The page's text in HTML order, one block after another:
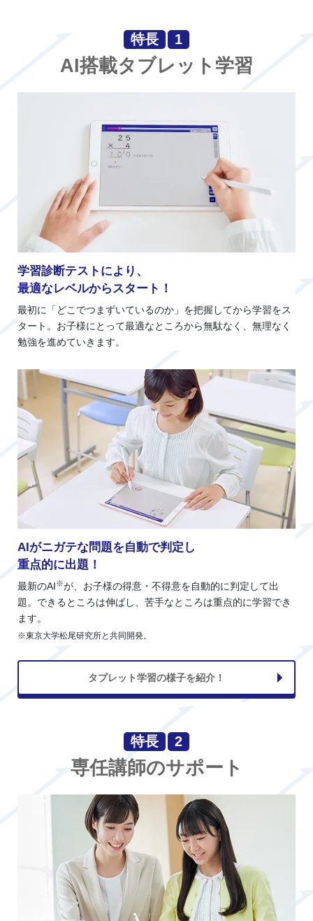
特長 1
AI搭載タブレット学習
学習診断テストにより、
最適なレベルからスタート！
最初に「どこでつまずいているのか」を把握してから学習をス
タート。お子様にとって最適なところから無駄なく、無理なく
勉強を進めていきます。
AIがニガテな問題を自動で判定し
重点的に出題！
最新のAI※が、お子様の得意・不得意を自動的に判定して出
題。できるところは伸ばし、苦手なところは重点的に学習でき
ます。
※東京大学松尾研究所と共同開発。
タブレット学習の様子を紹介！
特長 2
専任講師のサポート